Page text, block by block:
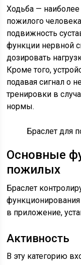
Ходьба —
пожилого
подвижность
функции нервной
дозировать
Кроме того,
подавая сигнал о
тренировки в
нормы.
Браслет для
Основные
пожилых
Браслет
в приложение,
Активность
В эту категорию